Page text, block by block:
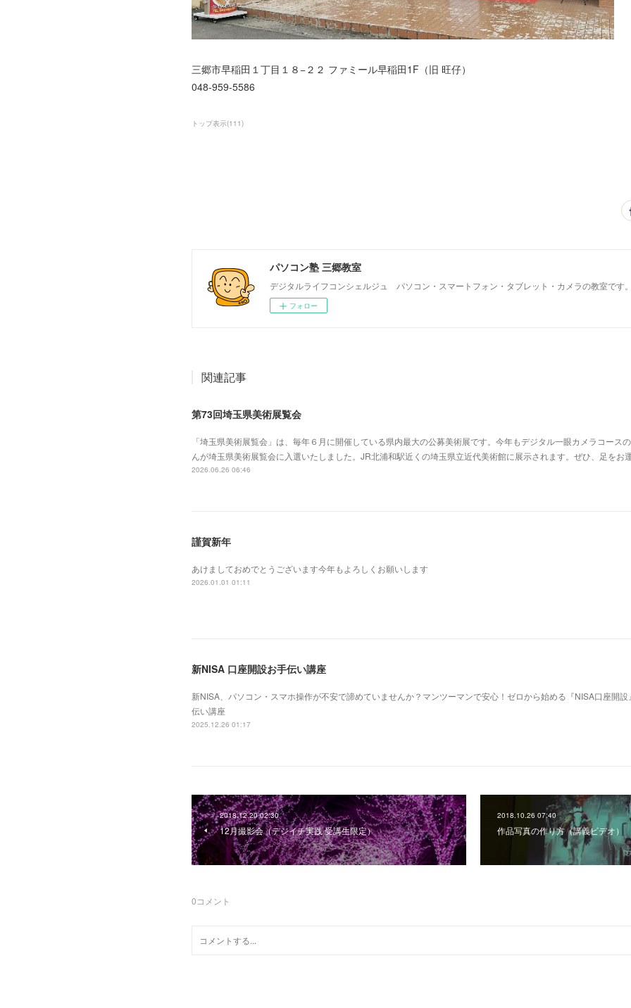
三郷市早稲田１丁目１８−２２ ファミール早稲田1F（旧 旺仔）
048-959-5586
トップ表示(111)
パソコン塾 三郷教室
デジタルライフコンシェルジュ パソコン・スマートフォン・タブレット・カメラの教室です
フォロー
関連記事
第73回埼玉県美術展覧会
「埼玉県美術展覧会」は、毎年６月に開催している県内最大の公募美術展です。今年もデジタル一眼カメラコース
んが埼玉県美術展覧会に入選いたしました。JR北浦和駅近くの埼玉県立近代美術館に展示されます。ぜひ、足をお
2026.06.26 06:46
謹賀新年
あけましておめでとうございます今年もよろしくお願いします
2026.01.01 01:11
新NISA 口座開設お手伝い講座
新NISA、パソコン・スマホ操作が不安で諦めていませんか？マンツーマンで安心！ゼロから始める『NISA口座開設
伝い講座
2025.12.26 01:17
2018.12.20 02:30
12月撮影会（デジイチ実践 受講生限定）
2018.10.26 07:40
作品写真の作り方（講義ビデオ）
0コメント